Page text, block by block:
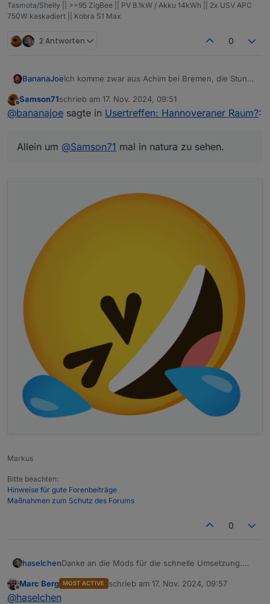
Tasmota/Shelly || >=95 ZigBee || PV 8.1kW / Akku 14kWh || 2x USV APC
750W kaskadiert || Kobra S1 Max
2 Antworten 0
BananaJoeIch komme zwar aus Achim bei Bremen, die Stunde
ein Platz frei ist :-) Allein um@
natura zu sehen.
Offline
Samson71schrieb am 17. Nov. 2024, 09:51
zuletzt editiert von
@bananajoe sagte in Usertreffen: Hannoveraner Raum?:
Allein um @Samson71 mal in natura zu sehen.
Markus
Bitte beachten:
Hinweise für gute Forenbeiträge
Maßnahmen zum Schutz des Forums
0
haselchenDanke an die Mods für die schnelle Umsetzung.
Die Idee ist alleine schon durch den engen Kontakt
Über Datum, Ort etc. kann man sich dann in Ruhe
Offline
Marc Berg MOST ACTIVE schrieb am 17. Nov. 2024, 09:57
zuletzt editiert von
@haselchen